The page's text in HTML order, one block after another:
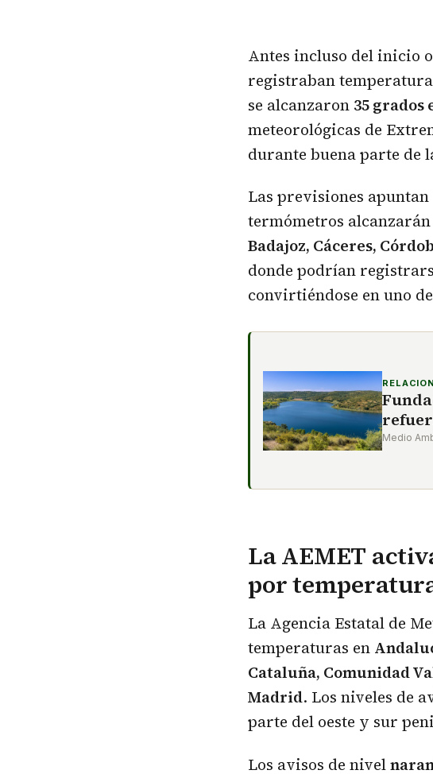
Antes incluso del inicio
registraban
se alcanzaron 35 grados
meteorológicas de
durante buena parte de
Las previsiones
termómetros alcanzarán
Badajoz, Cáceres,
donde podrían
convirtiéndose en uno
Medio
La AEMET
por
La Agencia Estatal de
temperaturas en
Cataluña, Comunidad
Madrid. Los niveles de
parte del oeste y sur
Los avisos de nivel